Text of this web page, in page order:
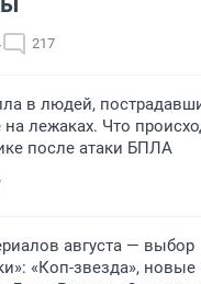
217
в людей,
лежаках. Что
после атаки БПЛА
августа — выбор
«Коп-звезда», новые